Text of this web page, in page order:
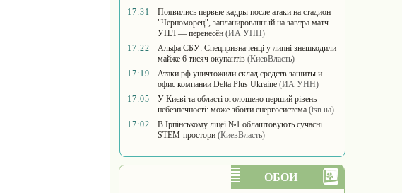
17:31
Появились первые кадры после атаки на стадион
"Черноморец", запланированный на завтра матч
УПЛ — перенесён (ИА УНН)
17:22
Альфа СБУ: Спецпризначенці у липні знешкодили
майже 6 тисяч окупантів (КиевВласть)
17:19
Атаки рф уничтожили склад средств защиты и
офис компании Delta Plus Ukraine (ИА УНН)
17:05
У Києві та області оголошено перший рівень
небезпечності: може збоїти енергосистема (tsn.ua)
17:02
В Ірпінському ліцеї №1 облаштовують сучасні
STEM-простори (КиевВласть)
ОБОИ